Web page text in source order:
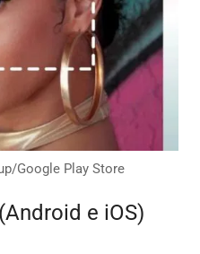
Google Play Store
e iOS)